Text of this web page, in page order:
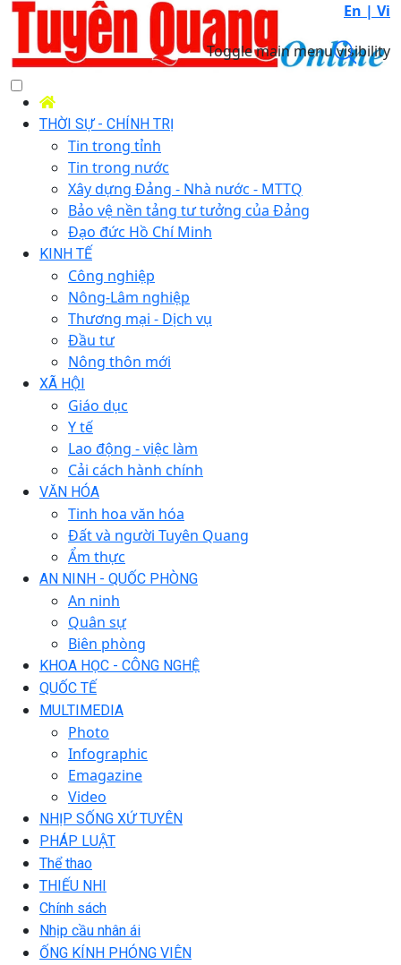
En | Vi
Toggle main menu visibility
THỜI SỰ - CHÍNH TRỊ
Tin trong tỉnh
Tin trong nước
Xây dựng Đảng - Nhà nước - MTTQ
Bảo vệ nền tảng tư tưởng của Đảng
Đạo đức Hồ Chí Minh
KINH TẾ
Công nghiệp
Nông-Lâm nghiệp
Thương mại - Dịch vụ
Đầu tư
Nông thôn mới
XÃ HỘI
Giáo dục
Y tế
Lao động - việc làm
Cải cách hành chính
VĂN HÓA
Tinh hoa văn hóa
Đất và người Tuyên Quang
Ẩm thực
AN NINH - QUỐC PHÒNG
An ninh
Quân sự
Biên phòng
KHOA HỌC - CÔNG NGHỆ
QUỐC TẾ
MULTIMEDIA
Photo
Infographic
Emagazine
Video
NHỊP SỐNG XỨ TUYÊN
PHÁP LUẬT
Thể thao
THIẾU NHI
Chính sách
Nhịp cầu nhân ái
ỐNG KÍNH PHÓNG VIÊN